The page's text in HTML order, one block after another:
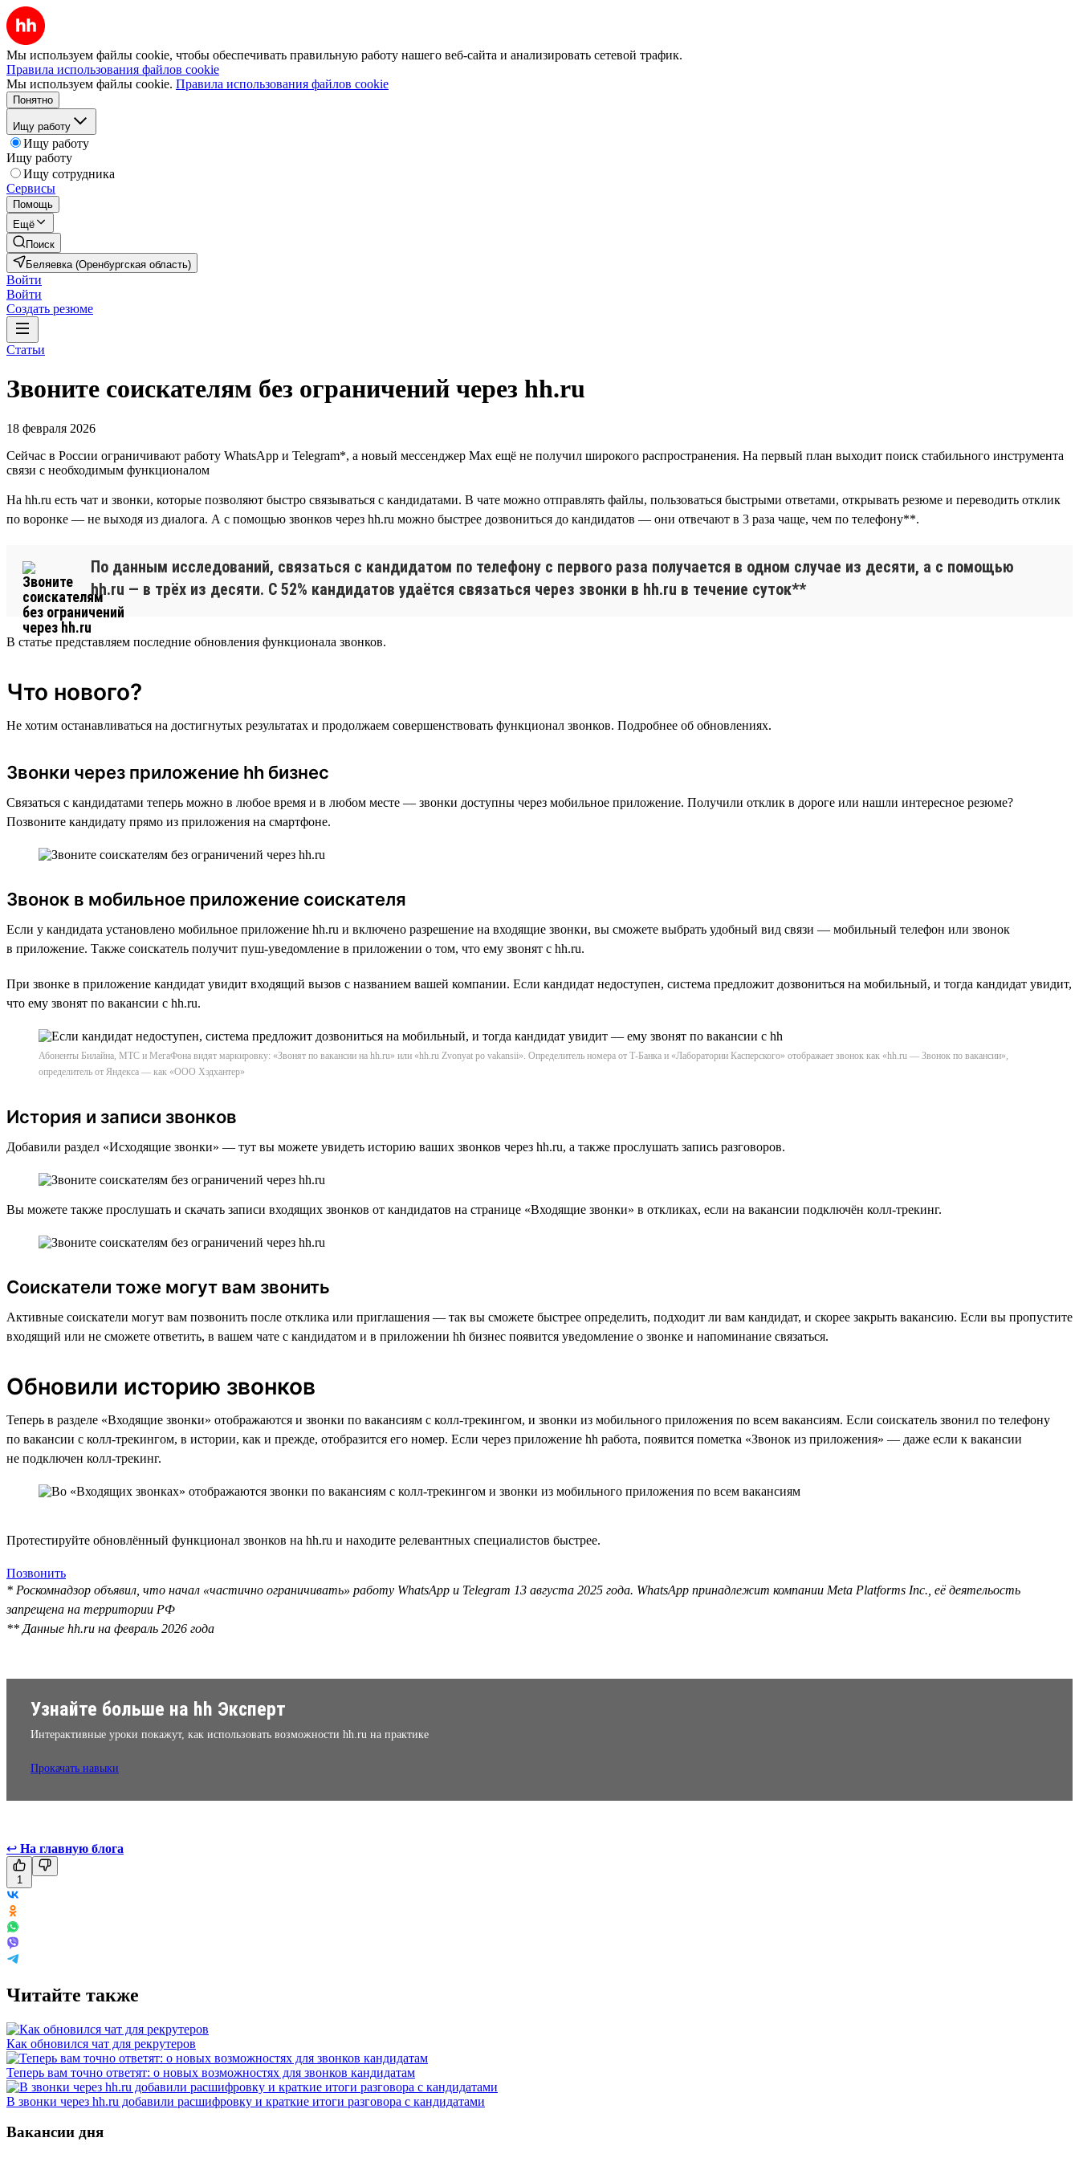
Мы используем файлы cookie, чтобы обеспечивать правильную работу нашего веб-сайта и анализировать сетевой трафик.
Правила использования файлов cookie
Мы используем файлы cookie. Правила использования файлов cookie
Понятно
Ищу работу
Ищу работу
Ищу работу
Ищу сотрудника
Сервисы
Помощь
Ещё
Поиск
Беляевка (Оренбургская область)
Войти
Войти
Создать резюме
Статьи
Звоните соискателям без ограничений через hh.ru
18 февраля 2026
Cейчас в России ограничивают работу WhatsApp и Telegram*, а новый мессенджер Max ещё не получил широкого распространения. На первый план выходит поиск стабильного инструмента
связи с необходимым функционалом
На hh.ru есть чат и звонки, которые позволяют быстро связываться с кандидатами. В чате можно отправлять файлы, пользоваться быстрыми ответами, открывать резюме и переводить отклик
по воронке — не выходя из диалога. А с помощью звонков через hh.ru можно быстрее дозвониться до кандидатов — они отвечают в 3 раза чаще, чем по телефону**.
По данным исследований, связаться с кандидатом по телефону с первого раза получается в одном случае из десяти, а с помощью
hh.ru — в трёх из десяти. С 52% кандидатов удаётся связаться через звонки в hh.ru в течение суток**
В статье представляем последние обновления функционала звонков.
Что нового?
Не хотим останавливаться на достигнутых результатах и продолжаем совершенствовать функционал звонков. Подробнее об обновлениях.
Звонки через приложение hh бизнес
Связаться с кандидатами теперь можно в любое время и в любом месте — звонки доступны через мобильное приложение. Получили отклик в дороге или нашли интересное резюме?
Позвоните кандидату прямо из приложения на смартфоне.
Звонок в мобильное приложение соискателя
Если у кандидата установлено мобильное приложение hh.ru и включено разрешение на входящие звонки, вы сможете выбрать удобный вид связи — мобильный телефон или звонок
в приложение. Также соискатель получит пуш-уведомление в приложении о том, что ему звонят с hh.ru.
При звонке в приложение кандидат увидит входящий вызов с названием вашей компании. Если кандидат недоступен, система предложит дозвониться на мобильный, и тогда кандидат увидит,
что ему звонят по вакансии с hh.ru.
Абоненты Билайна, МТС и МегаФона видят маркировку: «Звонят по вакансии на hh.ru» или «hh.ru Zvonyat po vakansii». Определитель номера от Т-Банка и «Лаборатории Касперского» отображает звонок как «hh.ru — Звонок по вакансии»,
определитель от Яндекса — как «ООО Хэдхантер»
История и записи звонков
Добавили раздел «Исходящие звонки» — тут вы можете увидеть историю ваших звонков через hh.ru, а также прослушать запись разговоров.
Вы можете также прослушать и скачать записи входящих звонков от кандидатов на странице «Входящие звонки» в откликах, если на вакансии подключён колл-трекинг.
Соискатели тоже могут вам звонить
Активные соискатели могут вам позвонить после отклика или приглашения — так вы сможете быстрее определить, подходит ли вам кандидат, и скорее закрыть вакансию. Если вы пропустите
входящий или не сможете ответить, в вашем чате с кандидатом и в приложении hh бизнес появится уведомление о звонке и напоминание связаться.
Обновили историю звонков
Теперь в разделе «Входящие звонки» отображаются и звонки по вакансиям с колл-трекингом, и звонки из мобильного приложения по всем вакансиям. Если соискатель звонил по телефону
по вакансии с колл-трекингом, в истории, как и прежде, отобразится его номер. Если через приложение hh работа, появится пометка «Звонок из приложения» — даже если к вакансии
не подключен колл-трекинг.
Протестируйте обновлённый функционал звонков на hh.ru и находите релевантных специалистов быстрее.
Позвонить
* Роскомнадзор объявил, что начал «частично ограничивать» работу WhatsApp и Telegram 13 августа 2025 года. WhatsApp принадлежит компании Meta Platforms Inc., её деятельость
запрещена на территории РФ
** Данные hh.ru на февраль 2026 года
Узнайте больше на hh Эксперт
Интерактивные уроки покажут, как использовать возможности hh.ru на практике
Прокачать навыки
↩ На главную блога
1
Читайте также
Как обновился чат для рекрутеров
Теперь вам точно ответят: о новых возможностях для звонков кандидатам
В звонки через hh.ru добавили расшифровку и краткие итоги разговора с кандидатами
Вакансии дня